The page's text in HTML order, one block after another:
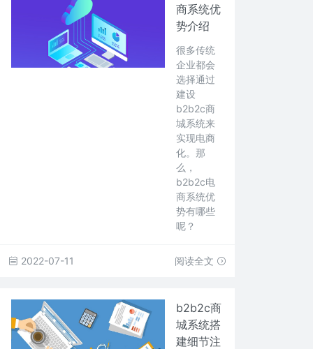
商系统优
势介绍
很多传统
企业都会
选择通过
建设
b2b2c商
城系统来
实现电商
化。那
么，
b2b2c电
商系统优
势有哪些
呢？
2022-07-11 阅读全文
b2b2c商
城系统搭
建细节注